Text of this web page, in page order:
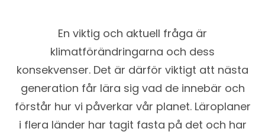
En viktig och aktuell fråga är
klimatförändringarna och dess
konsekvenser. Det är därför viktigt att nästa
generation får lära sig vad de innebär och
förstår hur vi påverkar vår planet. Läroplaner
i flera länder har tagit fasta på det och har